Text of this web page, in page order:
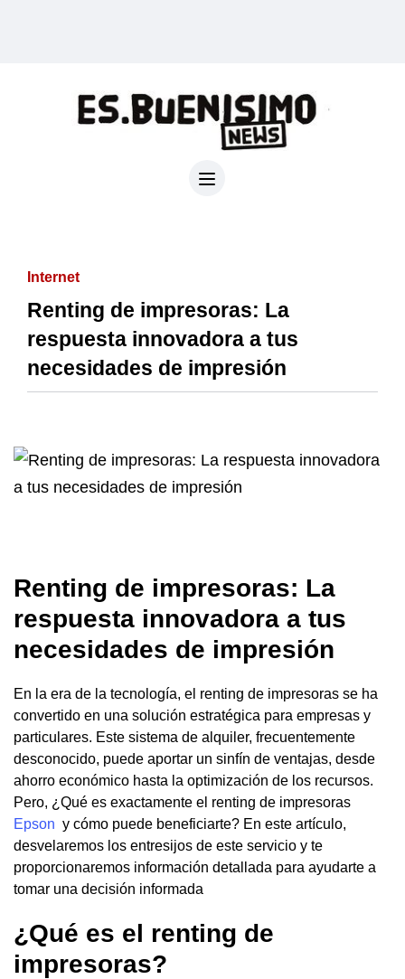
Internet
Renting de impresoras: La
respuesta innovadora a tus
necesidades de impresión
Renting de impresoras: La
respuesta innovadora a tus
necesidades de impresión
En la era de la tecnología, el renting de impresoras se ha
convertido en una solución estratégica para empresas y
particulares. Este sistema de alquiler, frecuentemente
desconocido, puede aportar un sinfín de ventajas, desde
ahorro económico hasta la optimización de los recursos.
Pero, ¿Qué es exactamente el renting de impresoras
Epson y cómo puede beneficiarte? En este artículo,
desvelaremos los entresijos de este servicio y te
proporcionaremos información detallada para ayudarte a
tomar una decisión informada
¿Qué es el renting de
impresoras?